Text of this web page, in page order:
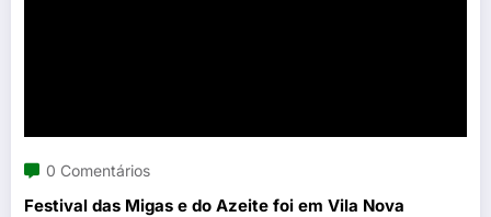
0 Comentários
Festival das Migas e do Azeite foi em Vila Nova